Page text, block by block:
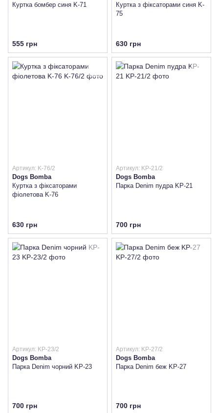
Куртка бомбер синя K-71
555 грн
Куртка з фіксаторами синя K-
75
630 грн
Артикул: K-76/2
Dogs Bomba
Куртка з фіксаторами
фіолетова K-76
630 грн
Артикул: KP-21/2
Dogs Bomba
Парка Denim пудра KP-21
700 грн
Артикул: KP-23/2
Dogs Bomba
Парка Denim чорний KP-23
700 грн
Артикул: KP-27/2
Dogs Bomba
Парка Denim беж KP-27
700 грн